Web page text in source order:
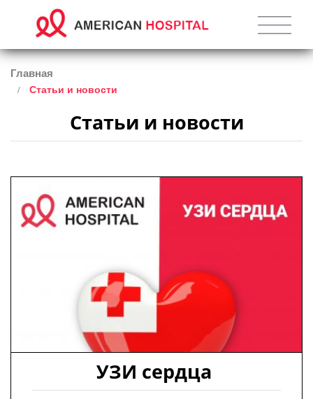
Главная
Статьи и новости
Статьи и новости
УЗИ сердца